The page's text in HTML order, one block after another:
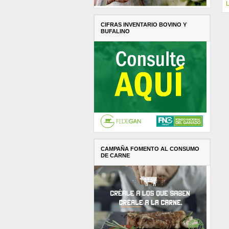
CIFRAS INVENTARIO BOVINO Y
BUFALINO
CAMPAÑA FOMENTO AL CONSUMO
DE CARNE